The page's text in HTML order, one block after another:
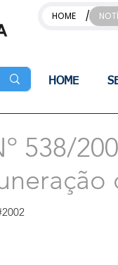
HOME /
HOME
538/